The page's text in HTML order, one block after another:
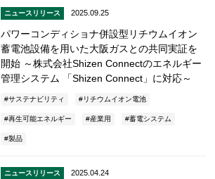
ニュースリリース 2025.09.25
パワーコンディショナ併設型リチウムイオン
蓄電池設備を用いた大阪ガスとの共同実証を
開始 ～株式会社Shizen Connectのエネルギー
管理システム 「Shizen Connect」に対応～
サステナビリティ リチウムイオン電池
再生可能エネルギー 産業用 蓄電システム
製品
ニュースリリース 2025.04.24